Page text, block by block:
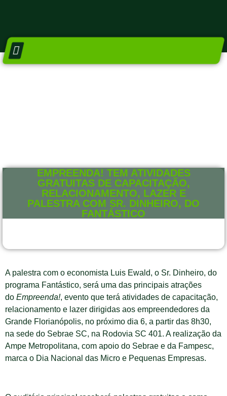
EMPREENDA! TEM ATIVIDADES
GRATUITAS DE CAPACITAÇÃO,
RELACIONAMENTO, LAZER E
PALESTRA COM SR. DINHEIRO, DO
FANTÁSTICO
A palestra com o economista Luis Ewald, o Sr. Dinheiro, do
programa Fantástico, será uma das principais atrações
do Empreenda!, evento que terá atividades de capacitação,
relacionamento e lazer dirigidas aos empreendedores da
Grande Florianópolis, no próximo dia 6, a partir das 8h30,
na sede do Sebrae SC, na Rodovia SC 401. A realização da
Ampe Metropolitana, com apoio do Sebrae e da Fampesc,
marca o Dia Nacional das Micro e Pequenas Empresas.